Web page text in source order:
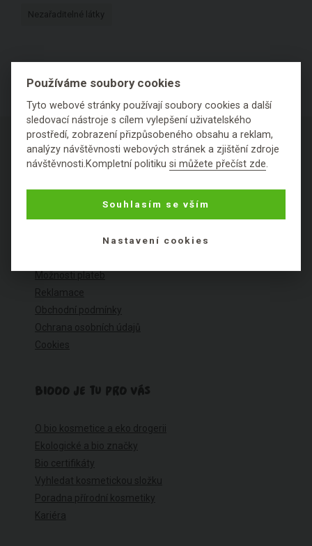
Nezařaditelné látky
Výhody nákupu u nás
Často kladené dotazy
Možnosti plateb
Reklamace
Obchodní podmínky
Ochrana osobních údajů
Cookies
BIOOO JE TU PRO VÁS
O bio kosmetice a eko drogerii
Ekologické a bio značky
Bio certifikáty
Vyhledat kosmetickou složku
Poradna přírodní kosmetiky
Kariéra
Používáme soubory cookies
Tyto webové stránky používají soubory cookies a další
sledovací nástroje s cílem vylepšení uživatelského
prostředí, zobrazení přizpůsobeného obsahu a reklam,
analýzy návštěvnosti webových stránek a zjištění zdroje
návštěvnosti.Kompletní politikusi můžete přečíst zde.
Souhlasím se vším
Nastavení cookies